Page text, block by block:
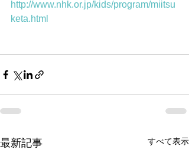
http://www.nhk.or.jp/kids/program/miitsu
keta.html
最新記事 すべて表示